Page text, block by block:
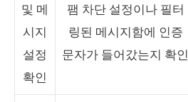
및 메
시지
설정
확인
팸 차단 설정이나 필터
링된 메시지함에 인증
문자가 들어갔는지 확인